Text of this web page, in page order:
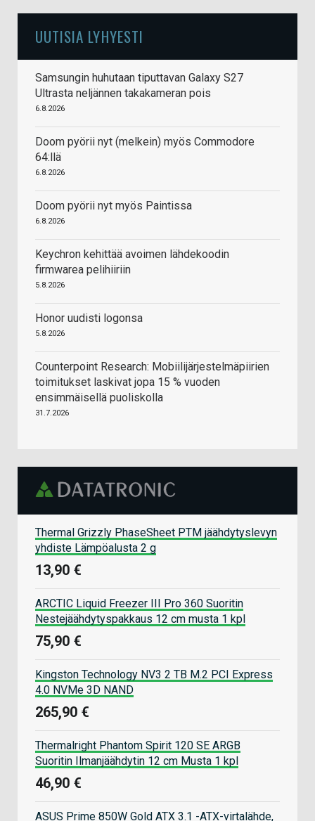
UUTISIA LYHYESTI
Samsungin huhutaan tiputtavan Galaxy S27
Ultrasta neljännen takakameran pois
6.8.2026
Doom pyörii nyt (melkein) myös Commodore
64:llä
6.8.2026
Doom pyörii nyt myös Paintissa
6.8.2026
Keychron kehittää avoimen lähdekoodin
firmwarea pelihiiriin
5.8.2026
Honor uudisti logonsa
5.8.2026
Counterpoint Research: Mobiilijärjestelmäpiirien
toimitukset laskivat jopa 15 % vuoden
ensimmäisellä puoliskolla
31.7.2026
Thermal Grizzly PhaseSheet PTM jäähdytyslevyn
yhdiste Lämpöalusta 2 g
13,90 €
ARCTIC Liquid Freezer III Pro 360 Suoritin
Nestejäähdytyspakkaus 12 cm musta 1 kpl
75,90 €
Kingston Technology NV3 2 TB M.2 PCI Express
4.0 NVMe 3D NAND
265,90 €
Thermalright Phantom Spirit 120 SE ARGB
Suoritin Ilmanjäähdytin 12 cm Musta 1 kpl
46,90 €
ASUS Prime 850W Gold ATX 3.1 -ATX-virtalähde,